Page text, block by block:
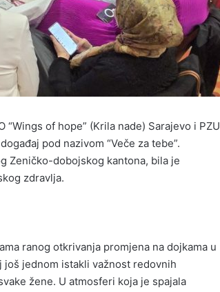
of hope” (Krila nade) Sarajevo i PZU
pod nazivom “Veče za tebe”.
Zeničko-dobojskog kantona, bila je
zdravlja.
ranog otkrivanja promjena na dojkama u
jednom istakli važnost redovnih
žene. U atmosferi koja je spajala